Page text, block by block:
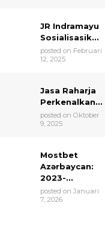
JR Indramayu
Sosialisasik...
posted on Februari
12, 2025
Jasa Raharja
Perkenalkan...
posted on Oktober
9, 2025
Mostbet
Azərbaycan:
2023-...
posted on Januari
7, 2026